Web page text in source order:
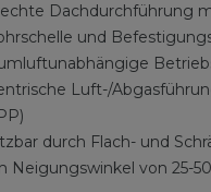
Dachdurchführung
und
Luft-/
durch Flach- und
Neigungswinkel von 25-